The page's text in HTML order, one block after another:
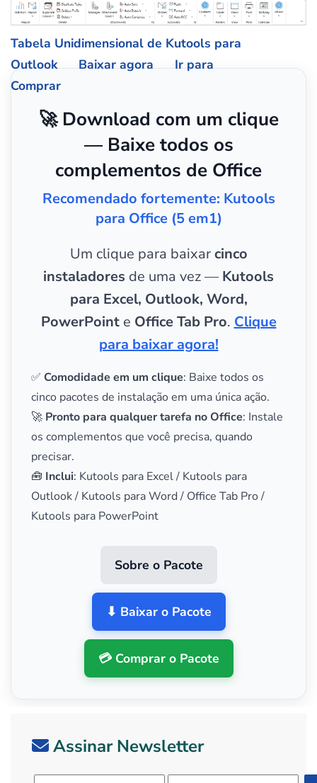
Tabela Unidimensional de Kutools para
Outlook
Baixar agora
Ir para
Comprar
🚀 Download com um clique
— Baixe todos os
complementos de Office
Recomendado fortemente: Kutools
para Office (5 em1)
Um clique para baixarcinco
instaladores de uma vez — Kutools
para Excel, Outlook, Word,
PowerPointe Office Tab Pro. Clique
para baixar agora!
✅ Comodidade em um clique: Baixe todos os
cinco pacotes de instalação em uma única ação.
🚀 Pronto para qualquer tarefa no Office: Instale
os complementos que você precisa, quando
precisar.
🧰 Inclui: Kutools para Excel / Kutools para
Outlook / Kutools para Word / Office Tab Pro /
Kutools para PowerPoint
Sobre o Pacote
⬇ Baixar o Pacote
💳 Comprar o Pacote
Assinar Newsletter